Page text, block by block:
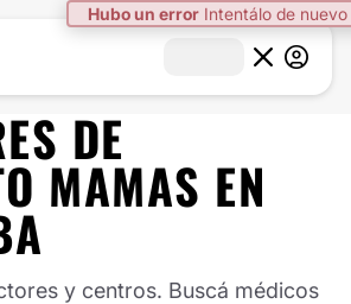
Hubo un error Intentálo de nuevo
DE
MAMAS EN
y centros. Buscá médicos